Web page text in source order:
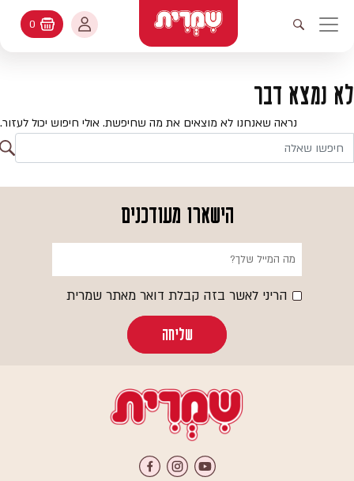
ניווט ראשי
פתיחת חיפוש
עולמות האפיה
מתכונים
קטלוג המוצרים
שאלות ותשובות
החשבון שלי
החשבון שלי
היסטורית הזמנות
עדכן סיסמה
עגלת קניות
0
לא נמצא דבר
נראה שאנחנו לא מוצאים את מה שחיפשת. אולי חיפוש יכול לעזור.
הישארו מעודכנים
הריני לאשר בזה קבלת דואר מאתר שמרית
שליחה